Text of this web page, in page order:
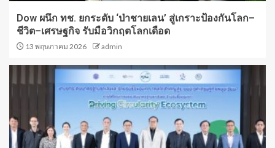
Dow ผนึก ทช. ยกระดับ ‘ป่าชายเลน’ สู่เกราะป้องกันโลก–
ชีวิต–เศรษฐกิจ รับมือวิกฤตโลกเดือด
13 พฤษภาคม 2026 admin